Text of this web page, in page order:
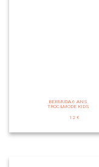
BERMUDA 6 ANS
TROC&MODE KIDS
12 €